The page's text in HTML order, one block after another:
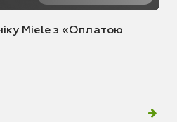
Miele з «Оплатою